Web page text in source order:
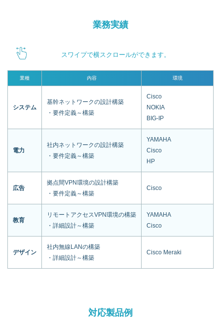
業務実績
スワイプで横スクロールができます。
業種 内容 環境
システム
基幹ネットワークの設計構築
・要件定義～構築
Cisco
NOKIA
BIG-IP
電力
社内ネットワークの設計構築
・要件定義～構築
YAMAHA
Cisco
HP
広告
拠点間VPN環境の設計構築
・要件定義～構築
Cisco
教育
リモートアクセスVPN環境の構築
・詳細設計～構築
YAMAHA
Cisco
デザイン
社内無線LANの構築
・詳細設計～構築
Cisco Meraki
対応製品例